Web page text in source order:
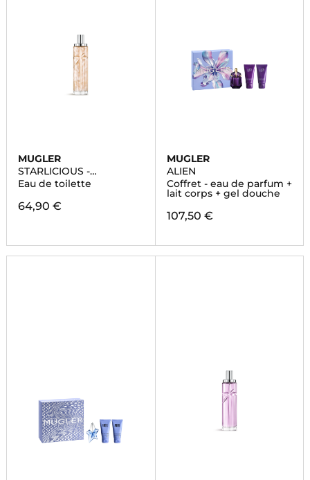
MUGLER
STARLICIOUS -
PINEAPPLE MUSK
Eau de toilette
64,90 €
MUGLER
ALIEN
Coffret - eau de parfum +
lait corps + gel douche
107,50 €